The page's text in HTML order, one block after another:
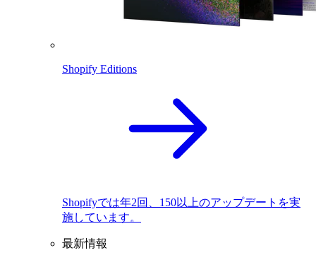
Shopify Editions
Shopifyでは年2回、150以上のアップデートを実
施しています。
最新情報